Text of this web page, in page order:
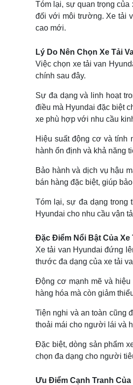
Tóm lại, sự quan trọng của
đối với môi trường. Xe tải
cao mới.
Lý Do Nên Chọn Xe Tải
Việc chọn xe tải van
chính sau đây.
Sự đa dạng và linh hoạt
điều mà Hyundai đặc biệt
xe phù hợp với nhu cầu
Hiệu suất động cơ và tính
hành ổn định và khả năng
Bảo hành và dịch vụ hậu
bán hàng đặc biệt, giúp
Tóm lại, sự đa dạng trong
Hyundai cho nhu cầu vận
Đặc Điểm Nổi Bật Của Xe
Xe tải van Hyundai đứng
thước đa dạng của xe tải
Động cơ mạnh mẽ và hiệu
hàng hóa mà còn giảm
Tiện nghi và an toàn cũng
thoải mái cho người lái và
Đặc biệt, dòng sản phẩm
chọn đa dạng cho người
Ưu Điểm Cạnh Tranh